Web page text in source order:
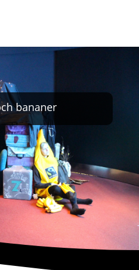
bananer